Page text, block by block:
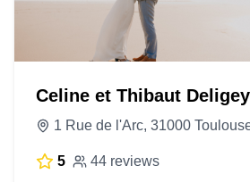
Celine et Thibaut Deligey
1 Rue de l'Arc, 31000
5 44 reviews